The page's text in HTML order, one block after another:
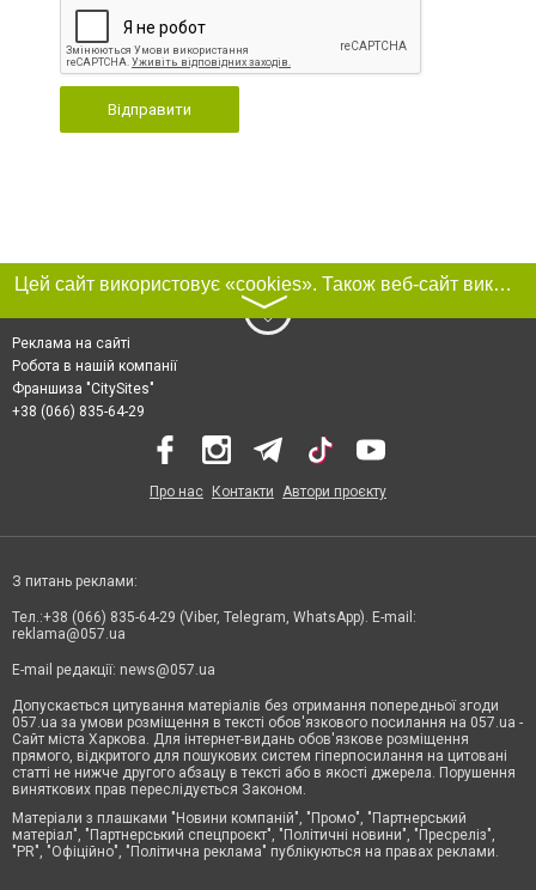
Відправити
Цей сайт використовує «cookies». Також веб-сайт використовує інтернет-сервіс для збору технічних даних стосовно відвідувачів з метою отримання маркетингової та статистичної інформації. Умови обробки даних відвідувачів сайту див.
〉
Реклама на сайті
Робота в нашій компанії
Франшиза "CitySites"
+38 (066) 835-64-29
Про нас Контакти Автори проєкту
З питань реклами:
Тел.:+38 (066) 835-64-29 (Viber, Telegram, WhatsApp). E-mail:
reklama@057.ua
E-mail редакції: news@057.ua
Допускається цитування матеріалів без отримання попередньої згоди
057.ua за умови розміщення в тексті обов'язкового посилання на 057.ua -
Сайт міста Харкова. Для інтернет-видань обов'язкове розміщення
прямого, відкритого для пошукових систем гіперпосилання на цитовані
статті не нижче другого абзацу в тексті або в якості джерела. Порушення
виняткових прав переслідується Законом.
Матеріали з плашками "Новини компаній", "Промо", "Партнерський
матеріал", "Партнерський спецпроєкт", "Політичні новини", "Пресреліз",
"PR", "Офіційно", "Політична реклама" публікуються на правах реклами.